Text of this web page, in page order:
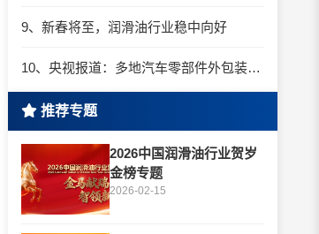
9、新春将至，润滑油行业稳中向好
10、央视报道：多地汽车零部件外包装检出阳性！
推荐专题
2026中国润滑油行业贺岁
金榜专题
2026-02-15